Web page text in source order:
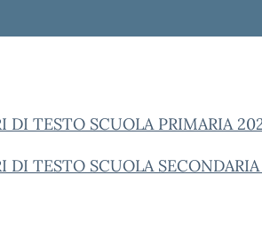
DI TESTO SCUOLA PRIMARIA
DI TESTO SCUOLA